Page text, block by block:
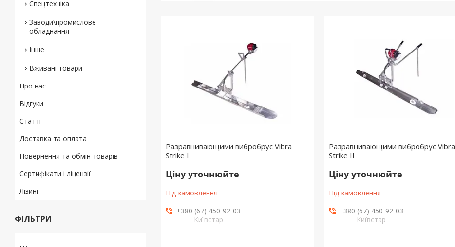
Разравнивающими вибробрус Vibra
Strike I
Ціну уточнюйте
Під замовлення
+380 (67) 450-92-03
Київстар
Разравнивающими вибробрус Vibra
Strike II
Ціну уточнюйте
Під замовлення
+380 (67) 450-92-03
Київстар
Спецтехніка
Заводи\промислове
обладнання
Інше
Вживані товари
Про нас
Відгуки
Статті
Доставка та оплата
Повернення та обмін товарів
Сертифікати і ліцензії
Лізинг
ФІЛЬТРИ